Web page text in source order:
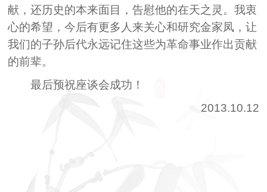
献，还历史的本来面目，告慰他的在天之灵。我衷
心的希望，今后有更多人来关心和研究金家凤，让
我们的子孙后代永远记住这些为革命事业作出贡献
的前辈。
最后预祝座谈会成功！
2013.10.12